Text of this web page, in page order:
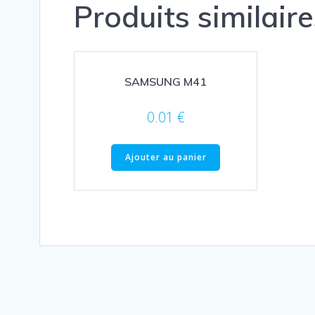
Produits
SAMSUNG M41
0.01 €
Ajouter au panier